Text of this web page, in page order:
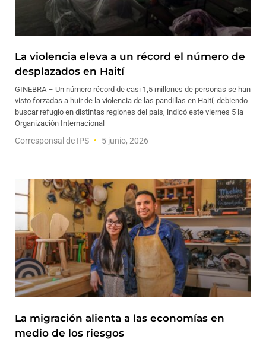
La violencia eleva a un récord el número de
desplazados en Haití
GINEBRA – Un número récord de casi 1,5 millones de personas se han
visto forzadas a huir de la violencia de las pandillas en Haití, debiendo
buscar refugio en distintas regiones del país, indicó este viernes 5 la
Organización Internacional
Corresponsal de IPS 5 junio, 2026
La migración alienta a las economías en
medio de los riesgos